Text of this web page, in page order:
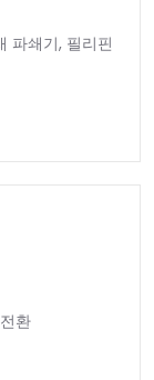
파쇄기, 필리핀
환